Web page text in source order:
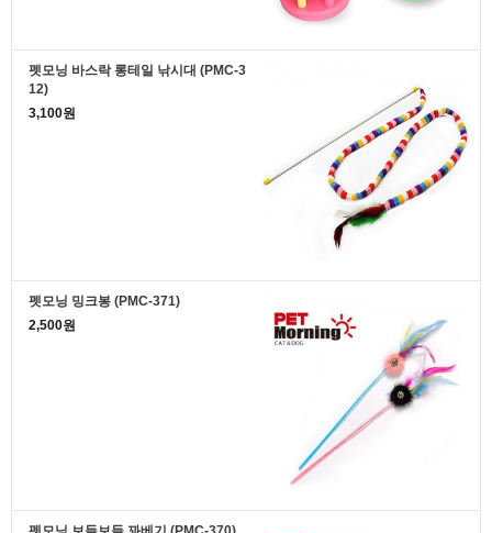
펫모닝 바스락 롱테일 낚시대 (PMC-3
12)
3,100원
펫모닝 밍크봉 (PMC-371)
2,500원